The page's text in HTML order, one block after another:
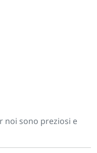
noi sono preziosi e